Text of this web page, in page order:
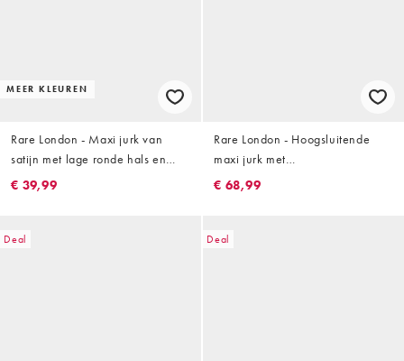
MEER KLEUREN
Rare London - Maxi jurk van
satijn met lage ronde hals en
verlaagde taille in rood
€ 39,99
Rare London - Hoogsluitende
maxi jurk met
bloemenborduursels en
€ 68,99
Deal Deal